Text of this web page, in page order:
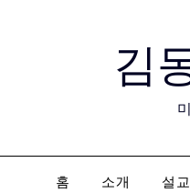
김
홈 소개 설교